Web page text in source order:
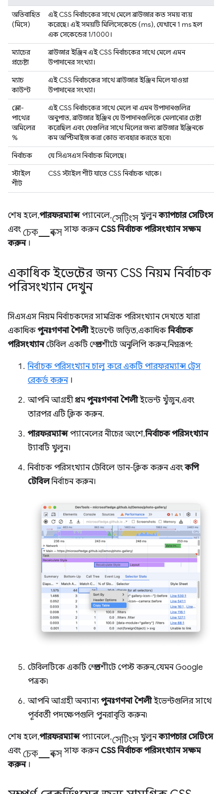
অতিবাহিত
(মিসে)
এই CSS নির্বাচকের সাথে মেলে ব্রাউজার কত সময় ব্যয়
করেছে। এই সময়টি মিলিসেকেন্ডে (ms), যেখানে 1 ms হল
এক সেকেন্ডের 1/1000।
ম্যাচের
প্রচেষ্টা
ব্রাউজার ইঞ্জিন এই CSS নির্বাচকের সাথে মেলে এমন
উপাদানের সংখ্যা।
ম্যাচ
কাউন্ট
এই CSS নির্বাচকের সাথে ব্রাউজার ইঞ্জিন মিলে যাওয়া
উপাদানের সংখ্যা।
স্লো-
পাথের
অমিলের
%
এই CSS নির্বাচকের সাথে মেলে না এমন উপাদানগুলির
অনুপাত, ব্রাউজার ইঞ্জিন যে উপাদানগুলিকে মেলানোর চেষ্টা
করেছিল এবং যেগুলির সাথে মিলের জন্য ব্রাউজার ইঞ্জিনকে
কম অপ্টিমাইজ করা কোড ব্যবহার করতে হবে৷
নির্বাচক
যে সিএসএস নির্বাচক মিলেছে।
স্টাইল
শীট
CSS স্টাইল শীট যাতে CSS নির্বাচক থাকে।
শেষ হলে,পারফরম্যান্সপ্যানেলে,সেটিংসখুলুনক্যাপচার সেটিংস
এবং চেক_বক্সসাফ করুন CSS নির্বাচক পরিসংখ্যান সক্ষম
করুন।
একাধিক ইভেন্টের জন্য CSS নিয়ম নির্বাচক
পরিসংখ্যান দেখুন
সিএসএস নিয়ম নির্বাচকদের সামগ্রিক পরিসংখ্যান দেখতে যারা
একাধিকপুনঃগণনা শৈলীইভেন্টে জড়িত, একাধিকনির্বাচক
পরিসংখ্যানটেবিল একটি স্প্রেডশীটে অনুলিপি করুন, নিম্নরূপ:
নির্বাচক পরিসংখ্যান চালু করে একটি পারফরম্যান্স ট্রেস
রেকর্ড করুন।
আপনি আগ্রহী প্রথম পুনঃগণনা শৈলীইভেন্ট খুঁজুন, এবং
তারপর এটি ক্লিক করুন.
পারফরম্যান্সপ্যানেলের নীচের অংশে,নির্বাচক পরিসংখ্যান
ট্যাবটি খুলুন।
নির্বাচক পরিসংখ্যান টেবিলে ডান-ক্লিক করুন এবংকপি
টেবিলনির্বাচন করুন।
টেবিলটিকে একটি স্প্রেডশীটে পেস্ট করুন, যেমন Google
পত্রক৷
আপনি আগ্রহী অন্যান্য পুনঃগণনা শৈলীইভেন্টগুলির সাথে
পূর্ববর্তী পদক্ষেপগুলি পুনরাবৃত্তি করুন৷
শেষ হলে,পারফরম্যান্সপ্যানেলে,সেটিংসখুলুনক্যাপচার সেটিংস
এবং চেক_বক্সসাফ করুন CSS নির্বাচক পরিসংখ্যান সক্ষম
করুন।